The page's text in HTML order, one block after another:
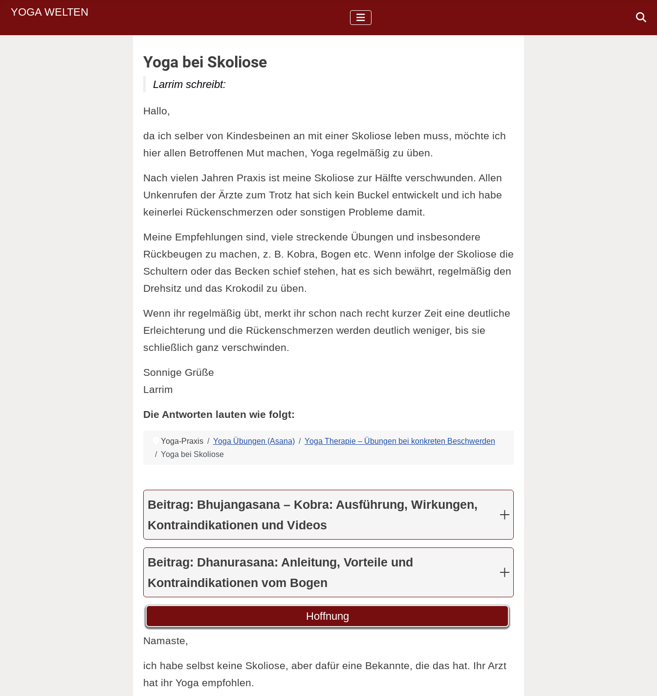
YOGA WELTEN
Yoga bei Skoliose
Larrim schreibt:
Hallo,
da ich selber von Kindesbeinen an mit einer Skoliose leben muss, möchte ich
hier allen Betroffenen Mut machen, Yoga regelmäßig zu üben.
Nach vielen Jahren Praxis ist meine Skoliose zur Hälfte verschwunden. Allen
Unkenrufen der Ärzte zum Trotz hat sich kein Buckel entwickelt und ich habe
keinerlei Rückenschmerzen oder sonstigen Probleme damit.
Meine Empfehlungen sind, viele streckende Übungen und insbesondere
Rückbeugen zu machen, z. B. Kobra, Bogen etc. Wenn infolge der Skoliose die
Schultern oder das Becken schief stehen, hat es sich bewährt, regelmäßig den
Drehsitz und das Krokodil zu üben.
Wenn ihr regelmäßig übt, merkt ihr schon nach recht kurzer Zeit eine deutliche
Erleichterung und die Rückenschmerzen werden deutlich weniger, bis sie
schließlich ganz verschwinden.
Sonnige Grüße
Larrim
Die Antworten lauten wie folgt:
Yoga-Praxis Yoga Übungen (Asana)
Yoga Therapie – Übungen bei konkreten Beschwerden
Yoga bei Skoliose
Beitrag: Bhujangasana – Kobra: Ausführung, Wirkungen,
Kontraindikationen und Videos
Beitrag: Dhanurasana: Anleitung, Vorteile und
Kontraindikationen vom Bogen
Hoffnung
Namaste,
ich habe selbst keine Skoliose, aber dafür eine Bekannte, die das hat. Ihr Arzt
hat ihr Yoga empfohlen.